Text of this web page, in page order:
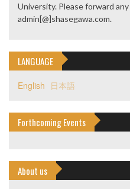
University. Please forward
admin[@]shasegawa.com.
LANGUAGE
English 日本語
Forthcoming Events
About us